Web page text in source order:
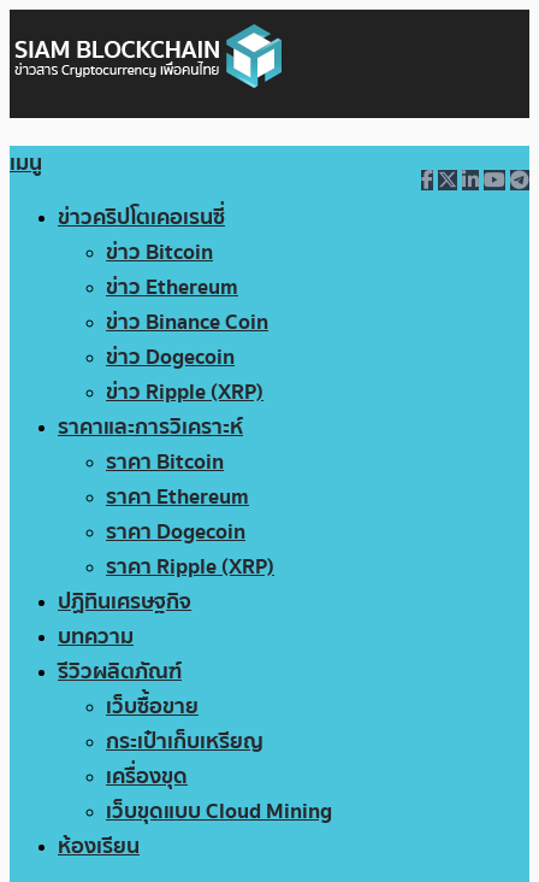
เมนู
ข่าวคริปโตเคอเรนซี่
ข่าว Bitcoin
ข่าว Ethereum
ข่าว Binance Coin
ข่าว Dogecoin
ข่าว Ripple (XRP)
ราคาและการวิเคราะห์
ราคา Bitcoin
ราคา Ethereum
ราคา Dogecoin
ราคา Ripple (XRP)
ปฏิทินเศรษฐกิจ
บทความ
รีวิวผลิตภัณฑ์
เว็บซื้อขาย
กระเป๋าเก็บเหรียญ
เครื่องขุด
เว็บขุดแบบ Cloud Mining
ห้องเรียน